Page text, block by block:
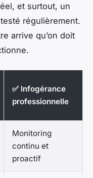
et surtout, un
régulièrement.
arrive qu’on doit
✅ Infogérance
professionnelle
Monitoring
continu et
proactif